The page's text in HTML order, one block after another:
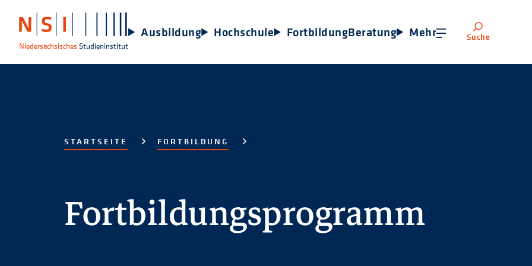
Niedersächsisches Studieninstitut
Ausbildung Hochschule FortbildungBeratung Mehr Suche
STARTSEITE FORTBILDUNG
Fortbildungsprogramm